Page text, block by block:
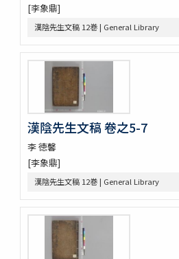
月沙先生集 63巻附録5巻別集7巻
鶴谷集 9巻附録2巻附1巻
韓客巾衍集 4巻
文谷集 28巻
藥泉集 34巻
華西文稿 1巻附1巻
南大池歌
體素集
遊山録 2巻
嘉林世稿 3巻附録1巻
四溟堂大師集 7巻
三節遺稿 10巻附録1巻
玲瓏集 5巻
漫浪集 9巻
靜菴先生文集 8巻坿世系圖1巻年譜1巻
[李象鼎]
漢陰先生文稿 12巻 | General Library
漢陰先生文稿 卷之5-7
李 徳馨
[李象鼎]
漢陰先生文稿 12巻 | General Library